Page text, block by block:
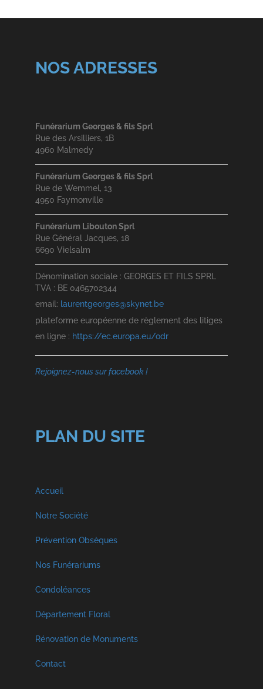
NOS ADRESSES
Funérarium Georges & fils Sprl
Rue des Arsilliers, 1B
4960 Malmedy
Funérarium Georges & fils Sprl
Rue de Wemmel, 13
4950 Faymonville
Funérarium Libouton Sprl
Rue Général Jacques, 18
6690 Vielsalm
Dénomination sociale : GEORGES ET FILS SPRL
TVA : BE 0465702344
email: laurentgeorges@skynet.be
plateforme européenne de règlement des litiges
en ligne : https://ec.europa.eu/odr
Rejoignez-nous sur facebook !
PLAN DU SITE
Accueil
Notre Société
A propos
Nos Services
Visite Virtuelle
Crémation et Inhumation
Prévention Obsèques
Nos Funérariums
Funérarium à Malmedy
Funérarium à Faymonville
Funérarium à Vielsam
Condoléances
Décès Georges et Fils SPRL
Décès Libouton
Hommages
Département Floral
Rénovation de Monuments
Contact